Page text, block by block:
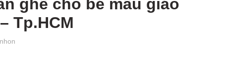
ghế cho bé mẫu giáo
Tp.HCM